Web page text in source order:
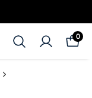
0